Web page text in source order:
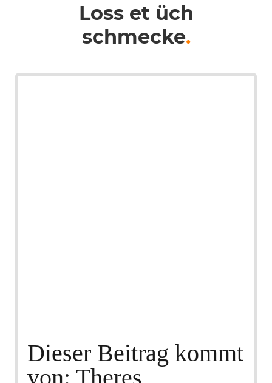
Loss et üch
schmecke.
Dieser Beitrag kommt
von: Theres